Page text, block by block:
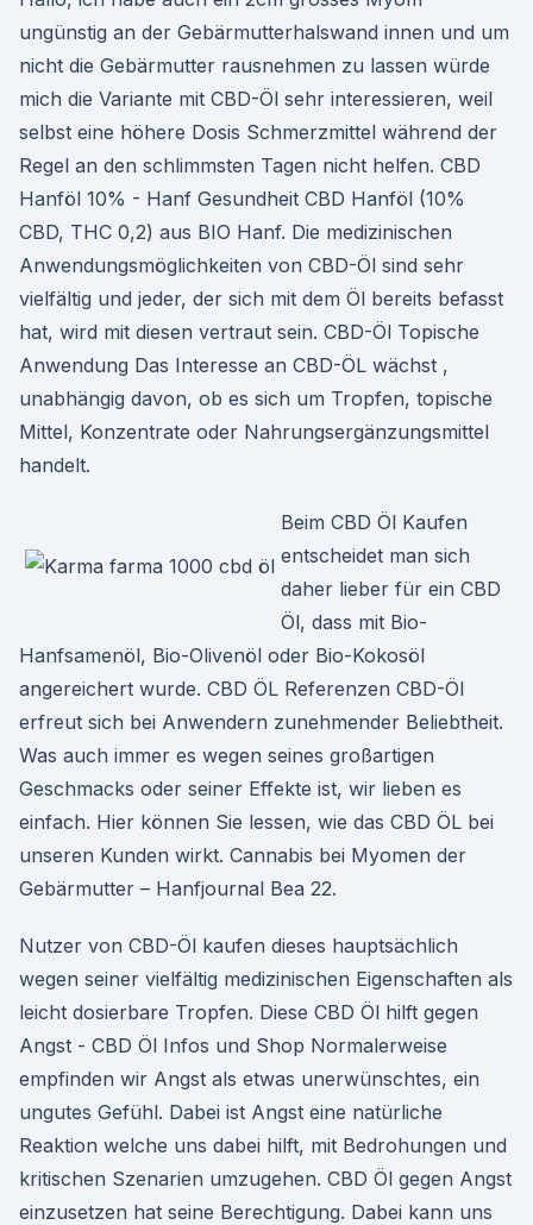
ungünstig an der Gebärmutterhalswand innen und um
nicht die Gebärmutter rausnehmen zu lassen würde
mich die Variante mit CBD-Öl sehr interessieren, weil
selbst eine höhere Dosis Schmerzmittel während der
Regel an den schlimmsten Tagen nicht helfen. CBD
Hanföl 10% - Hanf Gesundheit CBD Hanföl (10%
CBD, THC 0,2) aus BIO Hanf. Die medizinischen
Anwendungsmöglichkeiten von CBD-Öl sind sehr
vielfältig und jeder, der sich mit dem Öl bereits befasst
hat, wird mit diesen vertraut sein. CBD-Öl Topische
Anwendung Das Interesse an CBD-ÖL wächst ,
unabhängig davon, ob es sich um Tropfen, topische
Mittel, Konzentrate oder Nahrungsergänzungsmittel
handelt.
Beim CBD Öl Kaufen
entscheidet man sich
daher lieber für ein CBD
Öl, dass mit Bio-
Hanfsamenöl, Bio-Olivenöl oder Bio-Kokosöl
angereichert wurde. CBD ÖL Referenzen CBD-Öl
erfreut sich bei Anwendern zunehmender Beliebtheit.
Was auch immer es wegen seines großartigen
Geschmacks oder seiner Effekte ist, wir lieben es
einfach. Hier können Sie lessen, wie das CBD ÖL bei
unseren Kunden wirkt. Cannabis bei Myomen der
Gebärmutter – Hanfjournal Bea 22.
Nutzer von CBD-Öl kaufen dieses hauptsächlich
wegen seiner vielfältig medizinischen Eigenschaften als
leicht dosierbare Tropfen. Diese CBD Öl hilft gegen
Angst - CBD Öl Infos und Shop Normalerweise
empfinden wir Angst als etwas unerwünschtes, ein
ungutes Gefühl. Dabei ist Angst eine natürliche
Reaktion welche uns dabei hilft, mit Bedrohungen und
kritischen Szenarien umzugehen. CBD Öl gegen Angst
einzusetzen hat seine Berechtigung. Dabei kann uns